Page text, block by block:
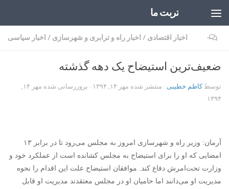
تربت ما
اخبار اقتصادی / اخبار راه و ترابری و شهرسازی / اخبار سیاسی ۰
ضعیف‌ترین استیضاح یک دهه گذشته
توسطکاظم خطیبی · منتشر شده مهر ۱۴, ۱۳۹۴ · بروزرسانی شده
مهر ۱۴,
۱۳۹۴
آرمان: وزیر راه و شهرسازی امروز به مجلس می‌رود تا در برابر ۱۳
امضایی که او را برای استیضاح به مجلس کشانده است از عملکرد خود و
وزارت تحت‌امرش دفاع کند. موافقان استیضاح علت این اقدام را نحوه
مدیریت او می‌دانند اما حامیان او در مجلس معتقدند مدیریت او قابل